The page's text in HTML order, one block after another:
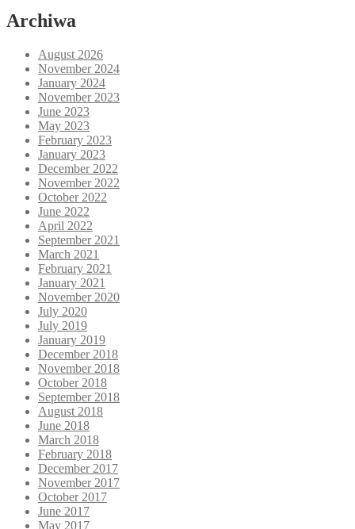
Archiwa
August 2026
November 2024
January 2024
November 2023
June 2023
May 2023
February 2023
January 2023
December 2022
November 2022
October 2022
June 2022
April 2022
September 2021
March 2021
February 2021
January 2021
November 2020
July 2020
July 2019
January 2019
December 2018
November 2018
October 2018
September 2018
August 2018
June 2018
March 2018
February 2018
December 2017
November 2017
October 2017
June 2017
May 2017